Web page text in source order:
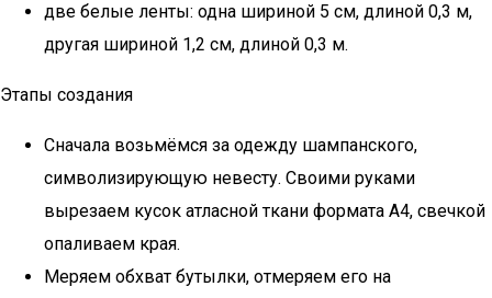
две белые ленты: одна шириной 5 см, длиной 0,3 м,
другая шириной 1,2 см, длиной 0,3 м.
Этапы создания
Сначала возьмёмся за одежду шампанского,
символизирующую невесту. Своими руками
вырезаем кусок атласной ткани формата А4, свечкой
опаливаем края.
Меряем обхват бутылки, отмеряем его на